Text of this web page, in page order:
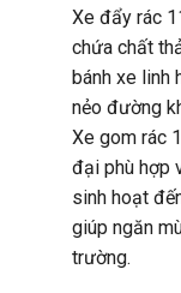
Xe đẩy rác
chứa chất
bánh xe linh
nẻo đường
Xe gom rác
đại phù hợp
sinh hoạt
giúp ngăn
trường.